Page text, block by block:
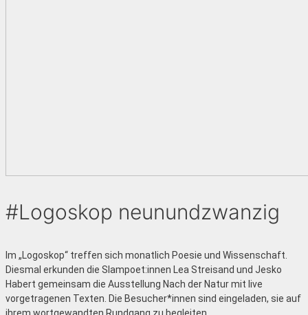
#Logoskop neunundzwanzig
Im „Logoskop“ treffen sich monatlich Poesie und Wissenschaft.
Diesmal erkunden die Slampoet:innen Lea Streisand und Jesko
Habert gemeinsam die Ausstellung Nach der Natur mit live
vorgetragenen Texten. Die Besucher*innen sind eingeladen, sie auf